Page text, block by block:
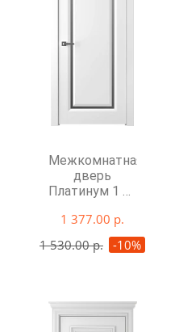
Межкомнатная
дверь
Платинум 1 со
1 377.00 р.
1 530.00 р. -10%